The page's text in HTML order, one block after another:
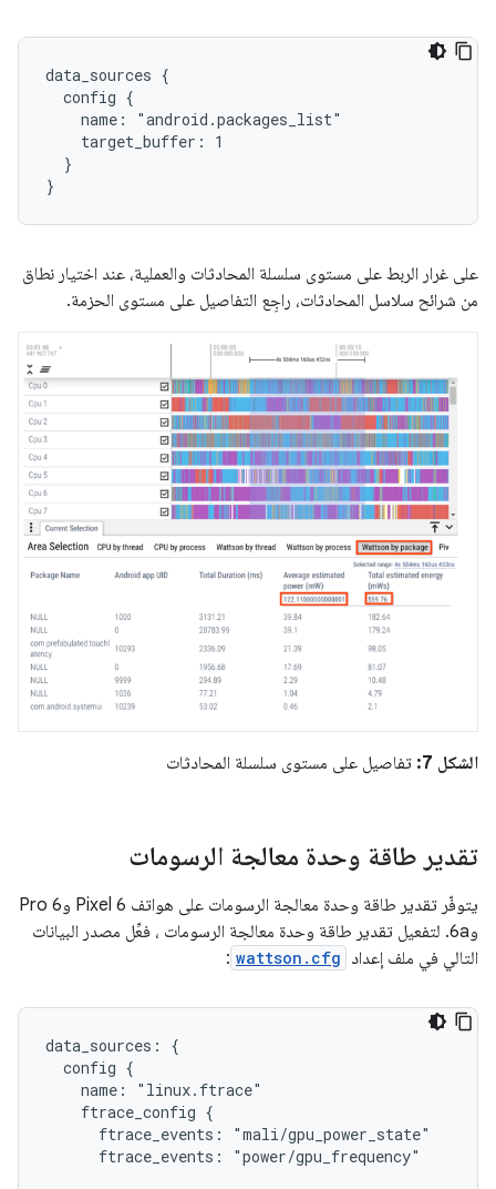
data_sources {
  config {
    name: "android.packages_list"
    target_buffer: 1
  }
على غرار الربط على مستوى سلسلة المحادثات والعملية، عند اختيار نطاق
من شرائح سلاسل المحادثات، راجِع التفاصيل على مستوى الحزمة.
الشكل 7: تفاصيل على مستوى سلسلة المحادثات
تقدير طاقة وحدة معالجة الرسومات
يتوفّر تقدير طاقة وحدة معالجة الرسومات على هواتف Pixel 6 و6 Pro
و6a. لتفعيل تقدير طاقة وحدة معالجة الرسومات ، فعِّل مصدر البيانات
التالي في ملف إعداد wattson.cfg
:
data_sources: {
  config {
    name: "linux.ftrace"
    ftrace_config {
      ftrace_events: "mali/gpu_power_state"
      ftrace_events: "power/gpu_frequency"